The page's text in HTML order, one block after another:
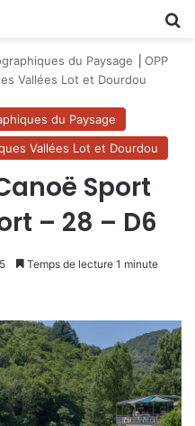
du Paysage
OPP
Vallées Lot et Dourdou
du Paysage
Vallées Lot et Dourdou
Sport
– 28 – D6
Temps de lecture 1 minute